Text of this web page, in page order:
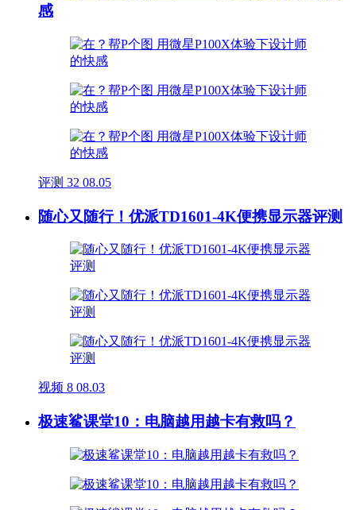
感
评测 32 08.05
随心又随行！优派TD1601-4K便携显示器评测
视频 8 08.03
极速鲨课堂10：电脑越用越卡有救吗？